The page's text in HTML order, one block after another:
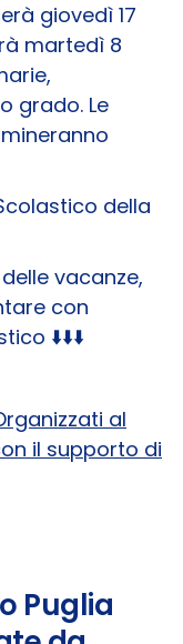
giovedì 17
martedì 8
grado. Le
della
vacanze,
con
⬇️⬇️⬇️
al
il supporto di
Puglia